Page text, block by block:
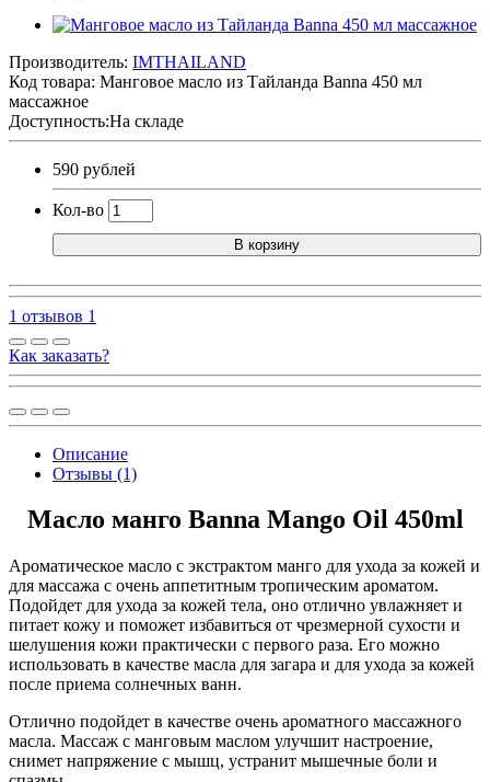
Производитель: IMTHAILAND
Код товара: Манговое масло из Тайланда Banna 450 мл
массажное
Доступность:На складе
590 рублей
Кол-во
В корзину
1 отзывов 1
Как заказать?
Описание
Отзывы (1)
Масло манго Banna Mango Oil 450ml
Ароматическое масло с экстрактом манго для ухода за кожей и
для массажа с очень аппетитным тропическим ароматом.
Подойдет для ухода за кожей тела, оно отлично увлажняет и
питает кожу и поможет избавиться от чрезмерной сухости и
шелушения кожи практически с первого раза. Его можно
использовать в качестве масла для загара и для ухода за кожей
после приема солнечных ванн.
Отлично подойдет в качестве очень ароматного массажного
масла. Массаж с манговым маслом улучшит настроение,
снимет напряжение с мышц, устранит мышечные боли и